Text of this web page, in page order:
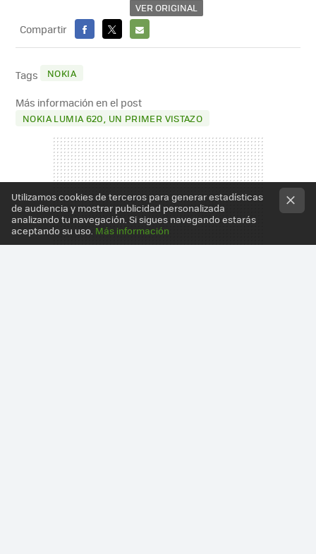
VER ORIGINAL
Compartir
FACEBOOK
X
E-
Tags NOKIA
Más información en el post
NOKIA LUMIA 620, UN PRIMER VISTAZO
Utilizamos cookies de terceros para generar estadísticas
de audiencia y mostrar publicidad personalizada
analizando tu navegación. Si sigues navegando estarás
aceptando su uso. Más información